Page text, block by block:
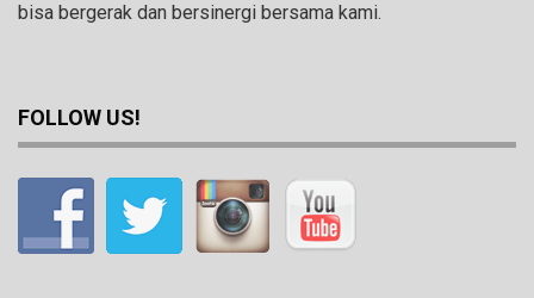
bisa bergerak dan bersinergi bersama kami.
FOLLOW US!